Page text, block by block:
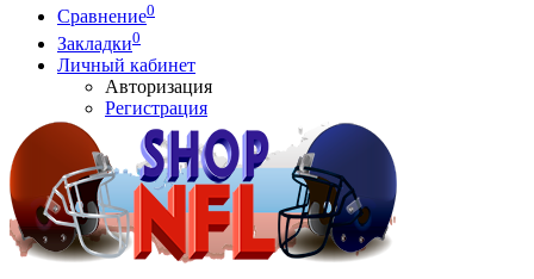
Сравнение0
Закладки0
Личный кабинет
Авторизация
Регистрация